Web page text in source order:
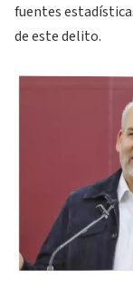
fuentes
de este delito.